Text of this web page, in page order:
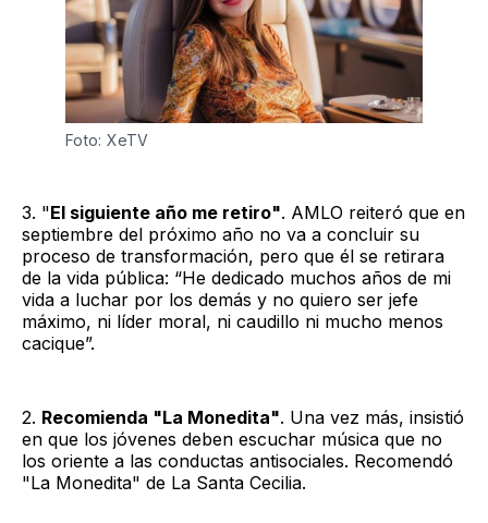
Foto: XeTV
3. "El siguiente año me retiro". AMLO reiteró que en
septiembre del próximo año no va a concluir su
proceso de transformación, pero que él se retirara
de la vida pública: “He dedicado muchos años de mi
vida a luchar por los demás y no quiero ser jefe
máximo, ni líder moral, ni caudillo ni mucho menos
cacique”.
2. Recomienda "La Monedita". Una vez más, insistió
en que los jóvenes deben escuchar música que no
los oriente a las conductas antisociales. Recomendó
"La Monedita" de La Santa Cecilia.